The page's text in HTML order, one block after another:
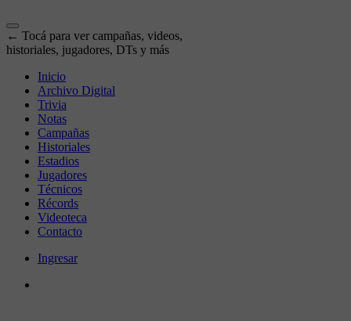
← Tocá para ver campañas, videos,
historiales, jugadores, DTs y más
Inicio
Archivo Digital
Trivia
Notas
Campañas
Historiales
Estadios
Jugadores
Técnicos
Récords
Videoteca
Contacto
Ingresar